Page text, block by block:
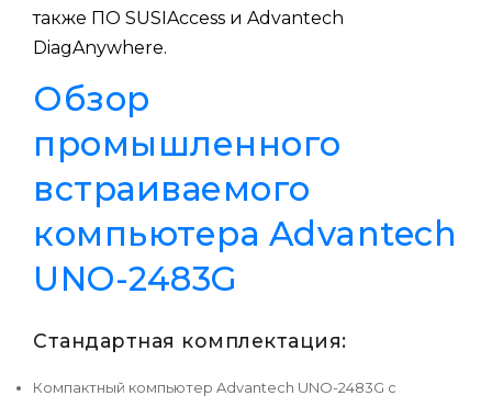
также ПО SUSIAccess и Advantech
DiagAnywhere.
Обзор
промышленного
встраиваемого
компьютера Advantech
UNO-2483G
Стандартная комплектация:
Компактный компьютер Advantech UNO-2483G с